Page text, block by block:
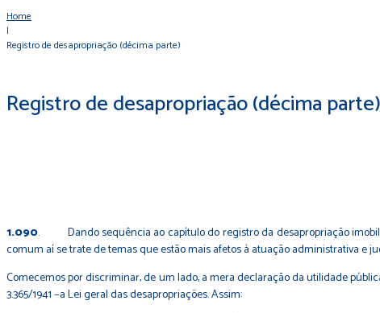
Home
|
Registro de desapropriação (décima parte)
Registro de desapropriação (décima parte)
1.090. Dando sequência ao capítulo do registro da desapropriação
comum aí se trate de temas que estão mais afetos à atuação administrativa e
Comecemos por discriminar, de um lado, a mera declaração da utilidade
3.365/1941 −a Lei geral das desapropriações. Assim: